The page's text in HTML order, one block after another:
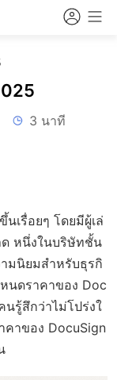
3 นาที
เรื่อยๆ โดยมีผู้เล่
ด หนึ่งในบริษัทชั้น
มนิยมสำหรับธุรกิ
นดราคาของ Doc
รู้สึกว่าไม่โปร่งใ
คาของ DocuSign